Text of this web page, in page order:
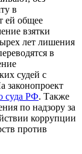
в
ей общее
взятки
лет лишения
в
судей с
законопроект
суда РФ. Также
по надзору за
коррупции
против